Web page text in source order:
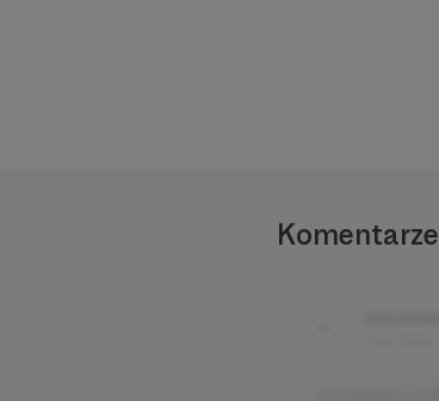
Komentarze